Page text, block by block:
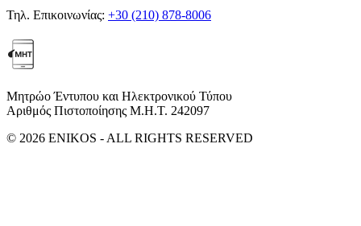
Τηλ. Επικοινωνίας: +30 (210) 878-8006
Μητρώο Έντυπου και Ηλεκτρονικού Τύπου
Αριθμός Πιστοποίησης Μ.Η.Τ. 242097
© 2026 ENIKOS - ALL RIGHTS RESERVED